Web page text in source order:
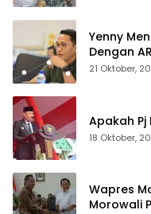
Yenny
21 Oktober,
Apakah Pj
18 Oktober,
Wapres
Morowali